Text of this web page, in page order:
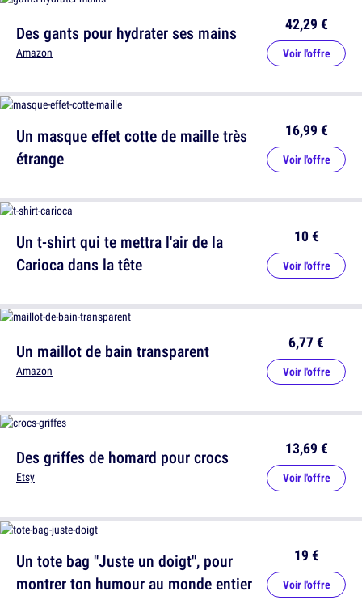
Un masque effet cotte de maille très
étrange
16,99 €
Voir l'offre
Un maillot de bain transparent
Amazon
6,77 €
Voir l'offre
Un tote bag "Juste un doigt", pour
montrer ton humour au monde entier
19 €
Voir l'offre
Des gants pour hydrater ses mains
Amazon
42,29 €
Voir l'offre
Un t-shirt qui te mettra l'air de la
Carioca dans la tête
10 €
Voir l'offre
Des griffes de homard pour crocs
Etsy
13,69 €
Voir l'offre